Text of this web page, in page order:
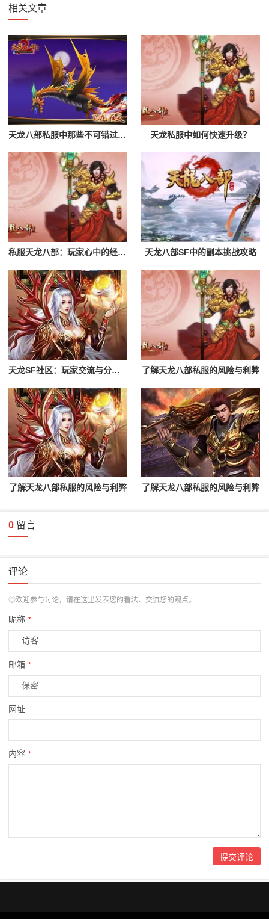
相关文章
天龙八部私服中那些不可错过的活动 天龙私服中如何快速升级？
私服天龙八部：玩家心中的经典再现 天龙八部SF中的副本挑战攻略
天龙SF社区：玩家交流与分享的乐园 了解天龙八部私服的风险与利弊
了解天龙八部私服的风险与利弊 了解天龙八部私服的风险与利弊
0 留言
评论
◎欢迎参与讨论，请在这里发表您的看法、交流您的观点。
昵称 *
邮箱 *
网址
内容 *